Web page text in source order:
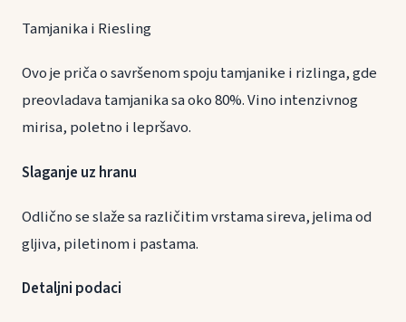
Tamjanika i Riesling
Ovo je priča o savršenom spoju tamjanike i rizlinga, gde
preovladava tamjanika sa oko 80%. Vino intenzivnog
mirisa, poletno i lepršavo.
Slaganje uz hranu
Odlično se slaže sa različitim vrstama sireva, jelima od
gljiva, piletinom i pastama.
Detaljni podaci